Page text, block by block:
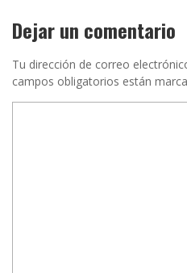
Dejar un comentario
Tu dirección de correo
campos obligatorios están